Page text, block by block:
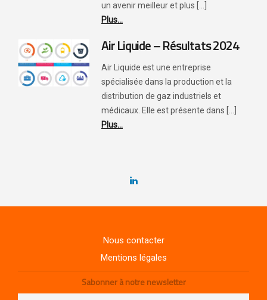
un avenir meilleur et plus [...]
Plus...
Air Liquide – Résultats 2024
Air Liquide est une entreprise
spécialisée dans la production et la
distribution de gaz industriels et
médicaux. Elle est présente dans [...]
Plus...
Nous contacter
Mentions légales
Sabonner à notre newsletter